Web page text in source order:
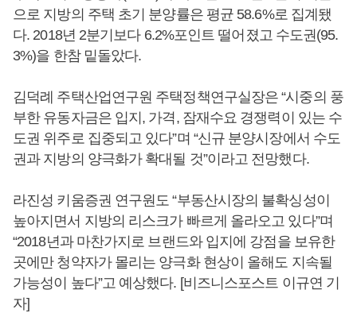
으로 지방의 주택 초기 분양률은 평균 58.6%로 집계됐
다. 2018년 2분기보다 6.2%포인트 떨어졌고 수도권(95.
3%)을 한참 밑돌았다.
김덕례 주택산업연구원 주택정책연구실장은 “시중의 풍
부한 유동자금은 입지, 가격, 잠재수요 경쟁력이 있는 수
도권 위주로 집중되고 있다”며 “신규 분양시장에서 수도
권과 지방의 양극화가 확대될 것”이라고 전망했다.
라진성 키움증권 연구원도 “부동산시장의 불확싱성이
높아지면서 지방의 리스크가 빠르게 올라오고 있다”며
“2018년과 마찬가지로 브랜드와 입지에 강점을 보유한
곳에만 청약자가 몰리는 양극화 현상이 올해도 지속될
가능성이 높다”고 예상했다. [비즈니스포스트 이규연 기
자]